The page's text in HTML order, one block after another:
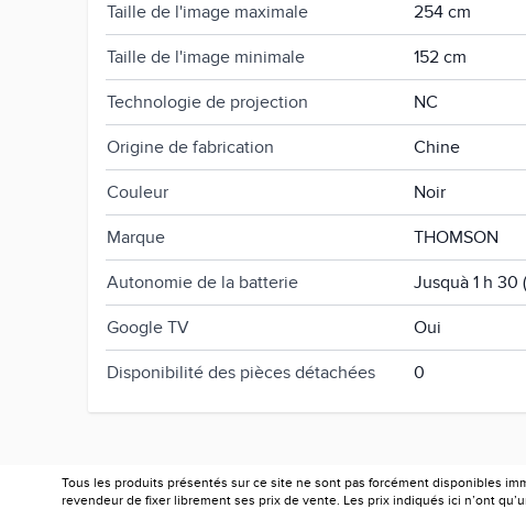
Taille de l'image maximale 254 cm
Taille de l'image minimale 152 cm
Technologie de projection NC
Origine de fabrication Chine
Couleur Noir
Marque THOMSON
Autonomie de la batterie Jusquà 1 h 30
Google TV Oui
Disponibilité des pièces détachées 0
Tous les produits présentés sur ce site ne sont pas forcément disponibles
revendeur de fixer librement ses prix de vente. Les prix indiqués ici n’ont